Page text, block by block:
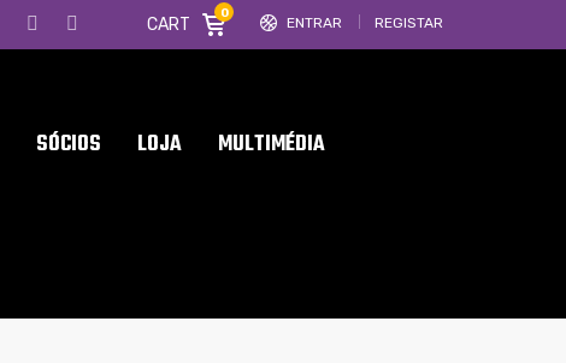
ENTRAR REGISTAR
CART
0
SÓCIOS LOJA MULTIMÉDIA